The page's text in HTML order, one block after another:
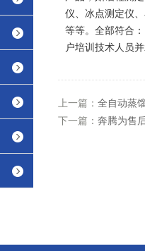
仪、冰点测定仪
等等。全部符合
户培训技术人员
上一篇： 全自动蒸
下一篇： 奔腾为售